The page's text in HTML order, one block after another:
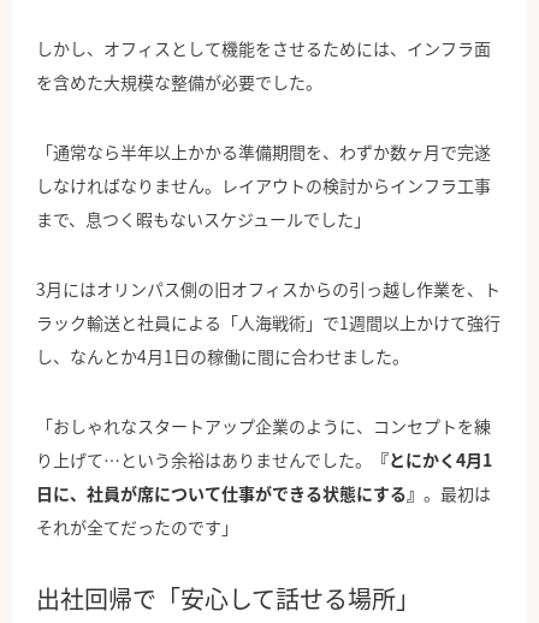
しかし、オフィスとして機能をさせるためには、インフラ面
を含めた大規模な整備が必要でした。
「通常なら半年以上かかる準備期間を、わずか数ヶ月で完遂
しなければなりません。レイアウトの検討からインフラ工事
まで、息つく暇もないスケジュールでした」
3月にはオリンパス側の旧オフィスからの引っ越し作業を、ト
ラック輸送と社員による「人海戦術」で1週間以上かけて強行
し、なんとか4月1日の稼働に間に合わせました。
「おしゃれなスタートアップ企業のように、コンセプトを練
り上げて…という余裕はありませんでした。
『とにかく4月1
日に、社員が席について仕事ができる状態にする』 。最初は
それが全てだったのです」
出社回帰で「安心して話せる場所」